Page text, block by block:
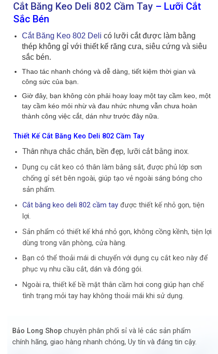
Cắt Băng Keo Deli 802 Cầm Tay – Lưỡi Cắt
Sắc Bén
Cắt Băng Keo 802 Deli có lưỡi cắt được làm bằng
thép không gỉ với thiết kế răng cưa, siêu cứng và siêu
sắc bén.
Thao tác nhanh chóng và dễ dàng, tiết kiệm thời gian và
công sức của bạn.
Giờ đây, bạn không còn phải hoay loay một tay cầm keo, một
tay cầm kéo mỏi nhừ và đau nhức nhưng vẫn chưa hoàn
thành công việc cắt, dán như trước đây nữa.
Thiết Kế Cắt Băng Keo Deli 802 Cầm Tay
Thân nhựa chắc chắn, bền đẹp, lưỡi cắt bằng inox.
Dụng cụ cắt keo có thân làm bằng sắt, được phủ lớp sơn
chống gỉ sét bên ngoài, giúp tạo vẻ ngoài sáng bóng cho
sản phẩm.
Cắt băng keo deli 802 cầm tayđược thiết kế nhỏ gọn, tiện
lợi.
Sản phẩm có thiết kế khá nhỏ gọn, không cồng kềnh, tiện lợi
dùng trong văn phòng, cửa hàng.
Bạn có thể thoải mái di chuyển với dụng cụ cắt keo này để
phục vụ nhu cầu cắt, dán và đóng gói.
Ngoài ra, thiết kế bề mặt thân cầm hơi cong giúp hạn chế
tình trạng mỏi tay hay không thoải mái khi sử dụng.
Bảo Long Shop chuyên phân phối sỉ và lẻ các sản phẩm
chính hãng, giao hàng nhanh chóng, Uy tín và đáng tin cậy.